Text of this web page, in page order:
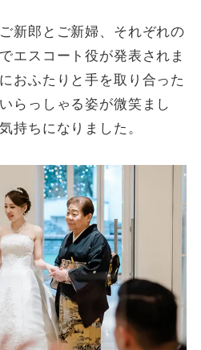
新郎とご新婦、それぞれの
エスコート役が発表されま
おふたりと手を取り合った
らっしゃる姿が微笑まし
持ちになりました。